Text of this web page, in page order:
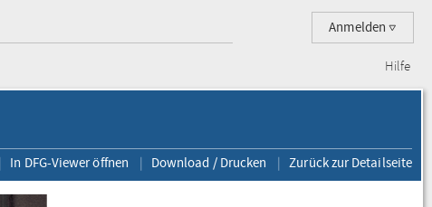
Anmelden
Hilfe
In DFG-Viewer öffnen Download / Drucken Zurück zur Detailseite